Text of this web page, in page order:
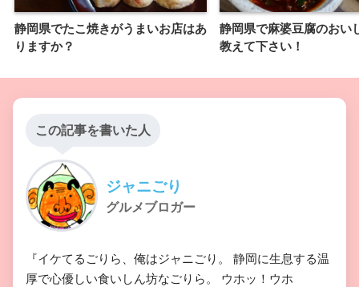
静岡県でたこ焼きがうまいお店はあ
りますか？
静岡県で麻婆豆腐のおい
教えて下さい！
この記事を書いた人
ジャニごり
グルメブロガー
『イケてるごりら、俺はジャニごり。 静岡に生息する温
厚で心優しい食いしん坊なごりら。 ウホッ！ウホ